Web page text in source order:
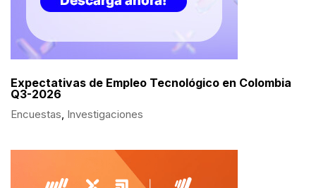
Expectativas de Empleo Tecnológico en Colombia
Q3-2026
Encuestas, Investigaciones